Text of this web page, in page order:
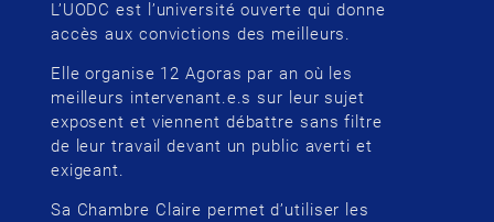
L’UODC est l’université ouverte qui donne
accès aux convictions des meilleurs.
Elle organise 12 Agoras par an où les
meilleurs intervenant.e.s sur leur sujet
exposent et viennent débattre sans filtre
de leur travail devant un public averti et
exigeant.
Sa Chambre Claire permet d’utiliser les